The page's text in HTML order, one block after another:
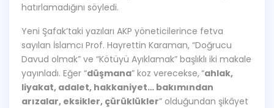
hatırlamadığını söyledi.
Yeni Şafak’taki yazıları AKP yöneticilerince fetva
sayılan İslamcı Prof. Hayrettin Karaman, “Doğrucu
Davud olmak” ve “Kötüyü Ayıklamak” başlıklı iki makale
yayınladı. Eğer “düşmana” koz verecekse, “ahlak,
liyakat, adalet, hakkaniyet… bakımından
arızalar, eksikler, çürüklükler” olduğundan şikâyet